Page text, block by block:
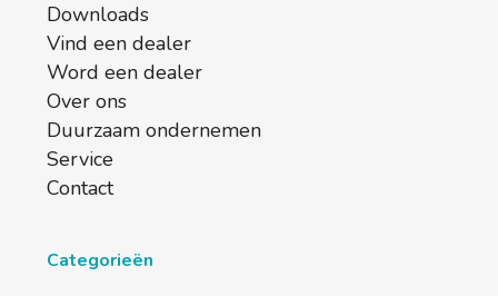
Downloads
Vind een dealer
Word een dealer
Over ons
Duurzaam ondernemen
Service
Contact
Categorieën